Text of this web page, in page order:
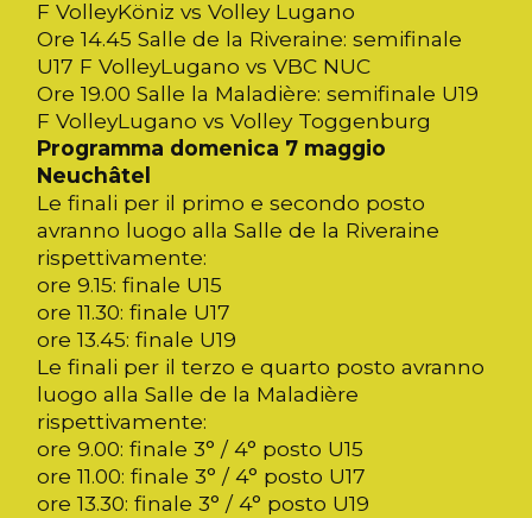
F VolleyKöniz vs Volley Lugano
Ore 14.45 Salle de la Riveraine: semifinale
U17 F VolleyLugano vs VBC NUC
Ore 19.00 Salle la Maladière: semifinale U19
F VolleyLugano vs Volley Toggenburg
Programma domenica 7 maggio
Neuchâtel
Le finali per il primo e secondo posto
avranno luogo alla Salle de la Riveraine
rispettivamente:
ore 9.15: finale U15
ore 11.30: finale U17
ore 13.45: finale U19
Le finali per il terzo e quarto posto avranno
luogo alla Salle de la Maladière
rispettivamente:
ore 9.00: finale 3° / 4° posto U15
ore 11.00: finale 3° / 4° posto U17
ore 13.30: finale 3° / 4° posto U19